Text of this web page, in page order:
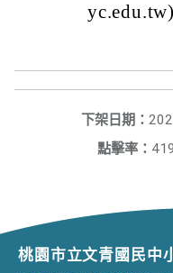
下架日期：
點擊率： 419
桃園市立文青國民中